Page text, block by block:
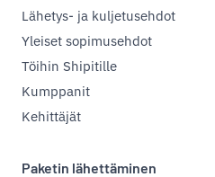
Lähetys- ja kuljetusehdot
Yleiset sopimusehdot
Töihin Shipitille
Kumppanit
Kehittäjät
Paketin lähettäminen